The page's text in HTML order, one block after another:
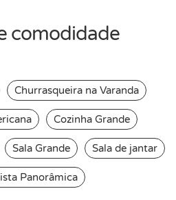
comodidade
Churrasqueira na Varanda
Cozinha Grande
Sala Grande Sala de jantar
Panorâmica